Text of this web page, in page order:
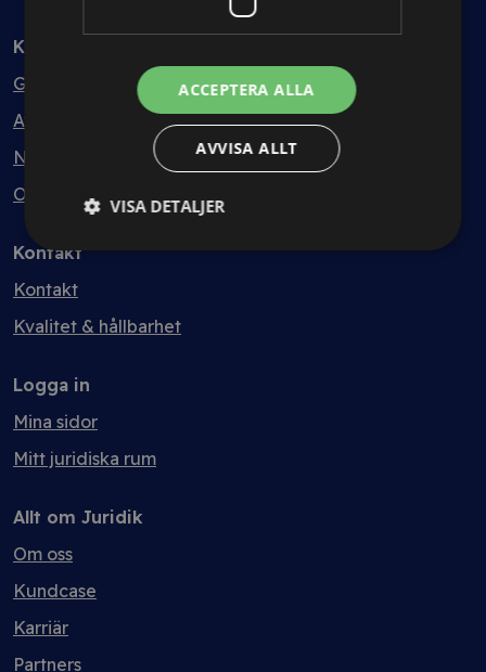
Kunskapsbank
Guider
Avtalsmallar
Nyheter
Ordlista
Kontakt
Kontakt
Kvalitet & hållbarhet
Logga in
Mina sidor
Mitt juridiska rum
Allt om Juridik
Om oss
Kundcase
Karriär
Partners
ACCEPTERA ALLA
AVVISA ALLT
VISA DETALJER